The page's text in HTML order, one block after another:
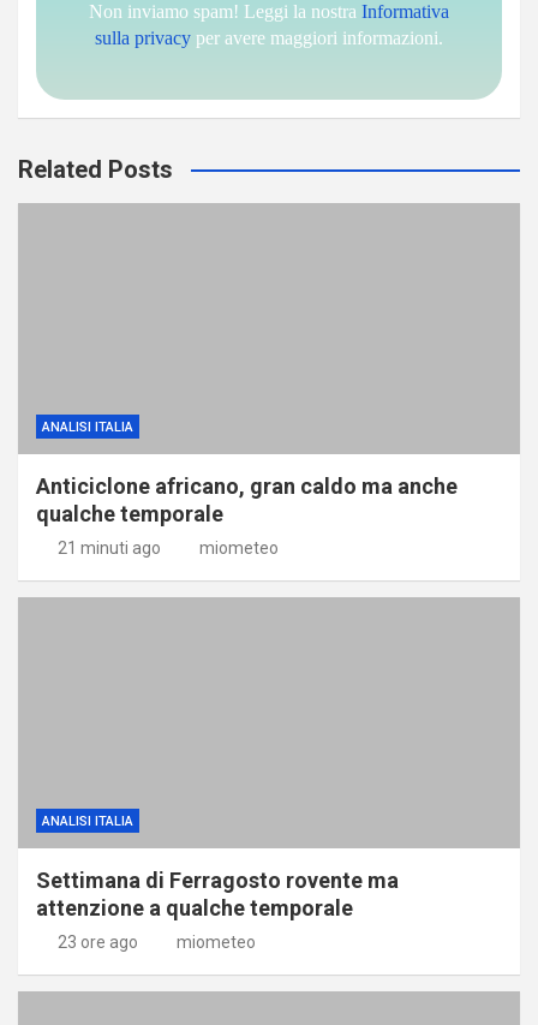
Non inviamo spam! Leggi la nostra Informativa
sulla privacy per avere maggiori informazioni.
Related Posts
ANALISI ITALIA
Anticiclone africano, gran caldo ma anche
qualche temporale
21 minuti ago miometeo
ANALISI ITALIA
Settimana di Ferragosto rovente ma
attenzione a qualche temporale
23 ore ago miometeo